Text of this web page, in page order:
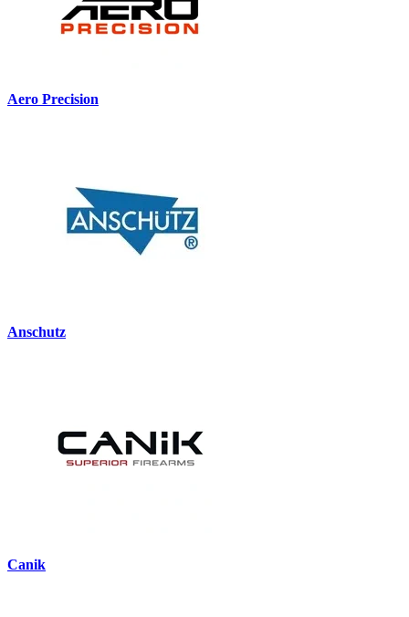
Aero Precision
Anschutz
Canik